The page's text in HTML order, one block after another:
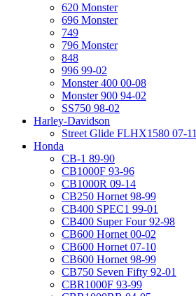
620 Monster
696 Monster
749
796 Monster
848
996 99-02
Monster 400 00-08
Monster 900 94-02
SS750 98-02
Harley-Davidson
Street Glide FLHX1580 07-11
Honda
CB-1 89-90
CB1000F 93-96
CB1000R 09-14
CB250 Hornet 98-99
CB400 SPEC1 99-01
CB400 Super Four 92-98
CB600 Hornet 00-02
CB600 Hornet 07-10
CB600 Hornet 98-99
CB750 Seven Fifty 92-01
CBR1000F 93-99